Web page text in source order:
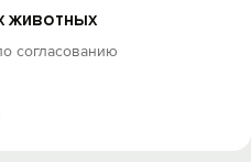
животных
согласованию